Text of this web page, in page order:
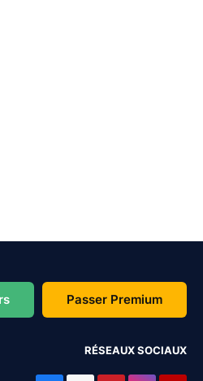
Passer Premium
RÉSEAUX SOCIAUX